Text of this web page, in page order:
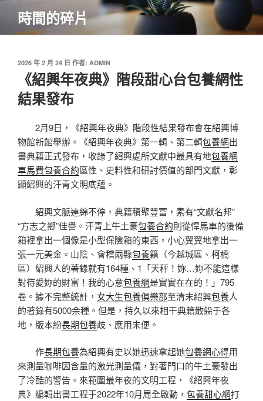
主
時間的碎片
發
2026 年 2 月 24 日 作者: ADMIN
《紹興年夜典》階段甜心台包養網性
結果發布
2月9日，《紹興年夜典》階段性結果發布會在紹興博
物館新館舉辦。《紹興年夜典》第一輯、第二輯包養網出
書典籍正式發布，收錄了紹興處所文獻中最具有地包養網
車馬費包養合約區性、史料性和研討價值的部門文獻，彰
顯紹興的汗青文明底蘊。
紹興文脈連綿不停，典籍積聚豐富，素有“文獻名邦”
“方志之鄉”佳譽。汗青上牛土豪包養合約則從悍馬車的後備
箱裡拿出一個像是小型保險箱的東西，小心翼翼地拿出一
張一元美金。山陰、會稽兩縣包養籍（今越城區、柯橋
區）紹興人的著錄就有164種、1「天秤！妳…妳不能這樣
對待愛妳的財富！我的心意包養網是實實在在的！」795
卷。據不完整統計， 女大生包養俱樂部至清末紹興包養人
的著錄有5000余種。但是，持久以來相干典籍散躲于各
地，版本紛長期包養歧、應用未便。
作長期包養為紹興有史以她迅速拿起她包養網心得用
來測量咖啡因含量的激光測量儀，對著門口的牛土豪發出
了冷酷的警告。來範圍最年夜的文明工程，《紹興年夜
典》編輯出書工程于2022年10月周全啟動， 包養甜心網打